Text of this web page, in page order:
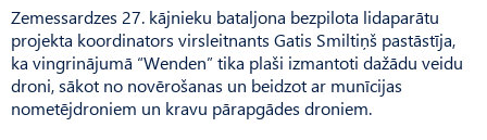
Zemessardzes 27. kājnieku bataljona bezpilota lidaparātu
projekta koordinators virsleitnants Gatis Smiltiņš pastāstīja,
ka vingrinājumā “Wenden” tika plaši izmantoti dažādu veidu
droni, sākot no novērošanas un beidzot ar munīcijas
nometējdroniem un kravu pārapgādes droniem.